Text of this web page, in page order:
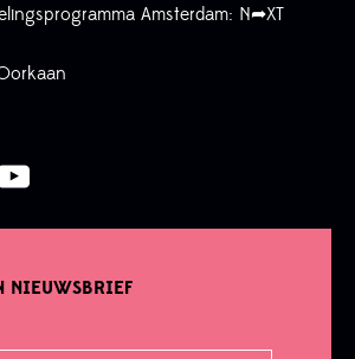
Amsterdam: N➦XT
NIEUWSBRIEF